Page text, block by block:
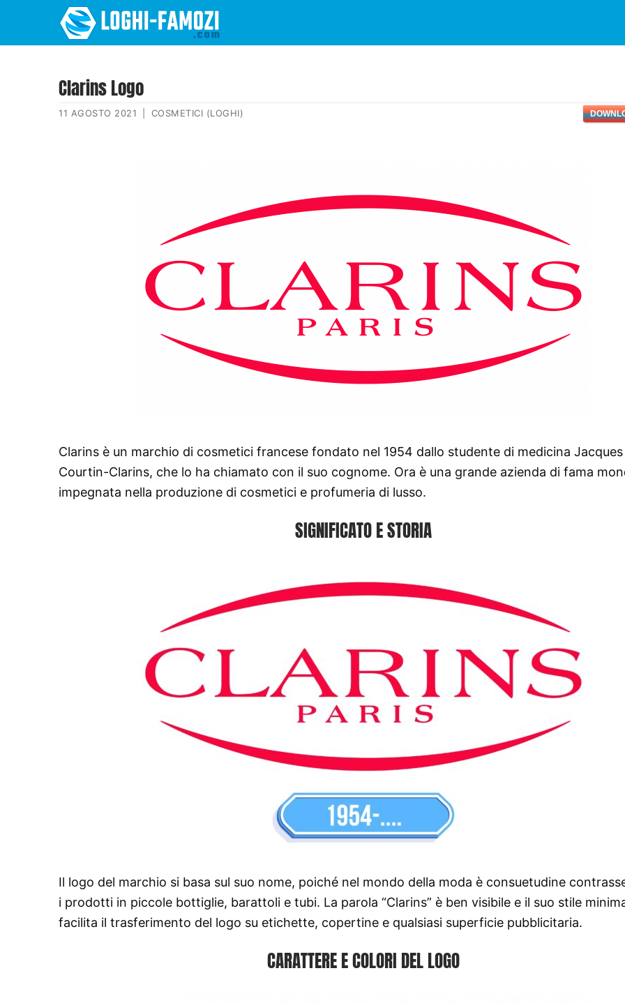
Clarins Logo
11 AGOSTO 2021 COSMETICI (LOGHI)
Clarins è un marchio di cosmetici francese fondato nel 1954 dallo studente di medicina Jacques
Courtin-Clarins, che lo ha chiamato con il suo cognome. Ora è una grande azienda di fama
impegnata nella produzione di cosmetici e profumeria di lusso.
SIGNIFICATO E STORIA
Il logo del marchio si basa sul suo nome, poiché nel mondo della moda è consuetudine
i prodotti in piccole bottiglie, barattoli e tubi. La parola “Clarins” è ben visibile e il suo stile
facilita il trasferimento del logo su etichette, copertine e qualsiasi superficie pubblicitaria.
CARATTERE E COLORI DEL LOGO